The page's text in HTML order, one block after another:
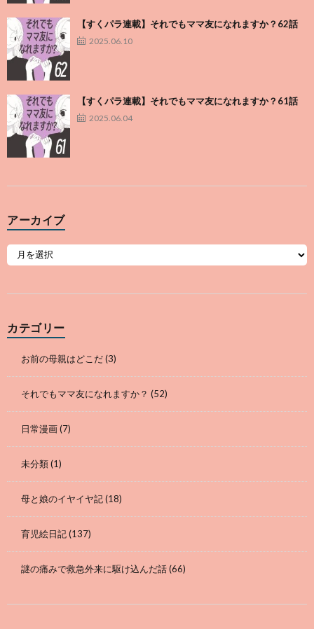
【すくパラ連載】それでもママ友になれますか？62話
2025.06.10
【すくパラ連載】それでもママ友になれますか？61話
2025.06.04
アーカイブ
カテゴリー
お前の母親はどこだ(3)
それでもママ友になれますか？ (52)
日常漫画(7)
未分類(1)
母と娘のイヤイヤ記(18)
育児絵日記(137)
謎の痛みで救急外来に駆け込んだ話(66)